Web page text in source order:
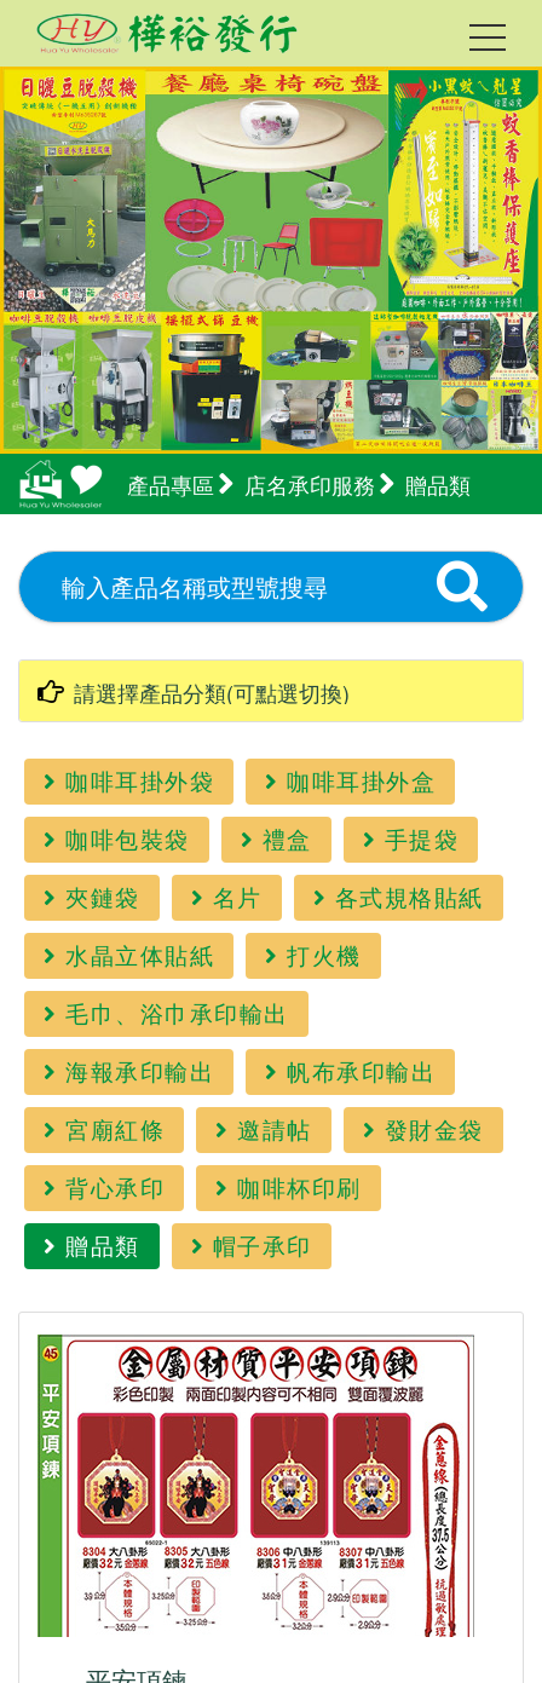
產品專區 店名承印服務 贈品類
咖啡耳掛外袋
咖啡耳掛外盒
咖啡包裝袋
禮盒
手提袋
夾鏈袋
名片
各式規格貼紙
水晶立体貼紙
打火機
毛巾、浴巾承印輸出
海報承印輸出
帆布承印輸出
宮廟紅條
邀請帖
發財金袋
背心承印
咖啡杯印刷
贈品類
帽子承印